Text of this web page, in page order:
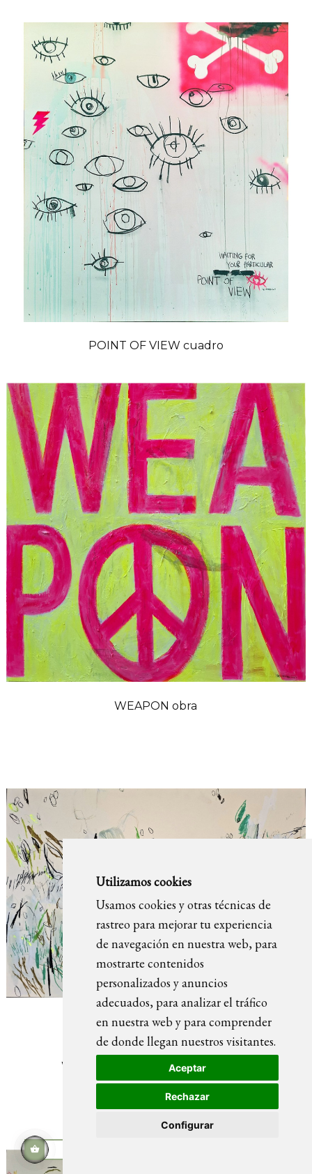
Utilizamos cookies
Usamos cookies y otras técnicas de
rastreo para mejorar tu experiencia
de navegación en nuestra web, para
mostrarte contenidos
personalizados y anuncios
adecuados, para analizar el tráfico
en nuestra web y para comprender
de donde llegan nuestros visitantes.
Aceptar
Rechazar
Configurar
POINT OF VIEW cuadro
WEAPON obra
WHEN THE WORDS CAME dibujo